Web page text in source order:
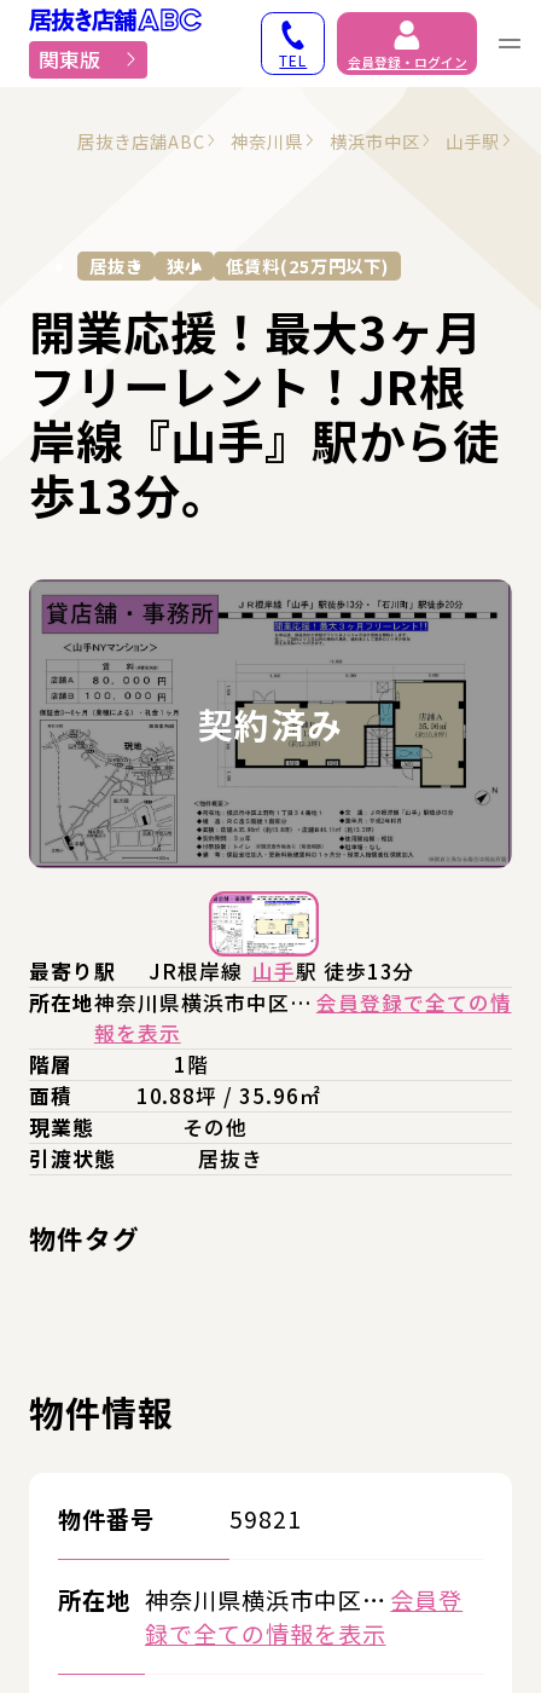
居抜き物件・貸店舗で
関東版 TEL 会員登録・ログイン
居抜き店舗ABC 神奈川県 横浜市中区 山手駅
居抜き 狭小 低賃料(25万円以下)
開業応援！最大3ヶ月
フリーレント！JR根
岸線『山手』駅から徒
歩13分。
最寄り駅 JR根岸線 山手駅 徒歩13分
所在地神奈川県横浜市中区… 会員登録で全ての情
報を表示
階層
1階
面積
10.88坪 / 35.96㎡
現業態
その他
引渡状態
居抜き
物件タグ
物件情報
物件番号 59821
所在地 神奈川県横浜市中区… 会員登
録で全ての情報を表示